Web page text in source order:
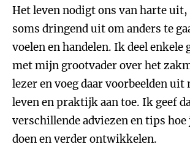
Het leven nodigt ons van harte uit,
soms dringend uit om anders te
voelen en handelen. Ik deel enkele
met mijn grootvader over het
lezer en voeg daar voorbeelden uit
leven en praktijk aan toe. Ik geef
verschillende adviezen en tips
doen en verder ontwikkelen.